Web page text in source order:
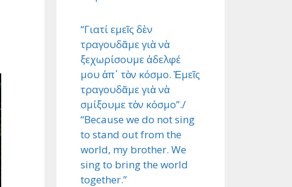
“Γιατί εμεῖς δὲν
τραγουδᾶμε γιὰ νὰ
ξεχωρίσουμε ἀδελφέ
μου ἀπ᾿ τὸν κόσμο. Ἐμεῖς
τραγουδᾶμε γιὰ νὰ
σμίξουμε τὸν κόσμο”./
“Because we do not sing
to stand out from the
world, my brother. We
sing to bring the world
together.”